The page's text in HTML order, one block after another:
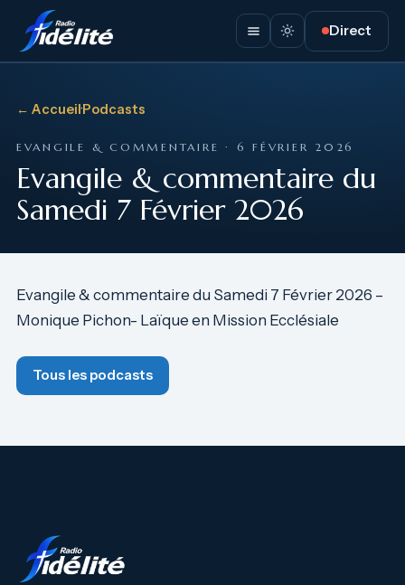
Direct
← Accueil·Podcasts
EVANGILE & COMMENTAIRE · 6 FÉVRIER 2026
Evangile & commentaire du
Samedi 7 Février 2026
Evangile & commentaire du Samedi 7 Février 2026 –
Monique Pichon- Laïque en Mission Ecclésiale
Tous les podcasts